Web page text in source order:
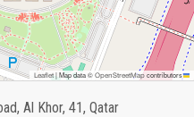
Leaflet
|Map data ©OpenStreetMapcontributors
Al Khor, 41, Qatar